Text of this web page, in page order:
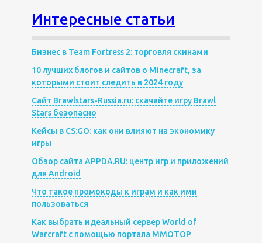
Интересные статьи
Бизнес в Team Fortress 2: торговля скинами
10 лучших блогов и сайтов о Minecraft, за
которыми стоит следить в 2024 году
Сайт Brawlstars-Russia.ru: скачайте игру Brawl
Stars безопасно
Кейсы в CS:GO: как они влияют на экономику
игры
Обзор сайта APPDA.RU: центр игр и приложений
для Android
Что такое промокоды к играм и как ими
пользоваться
Как выбрать идеальный сервер World of
Warcraft с помощью портала MMOTOP